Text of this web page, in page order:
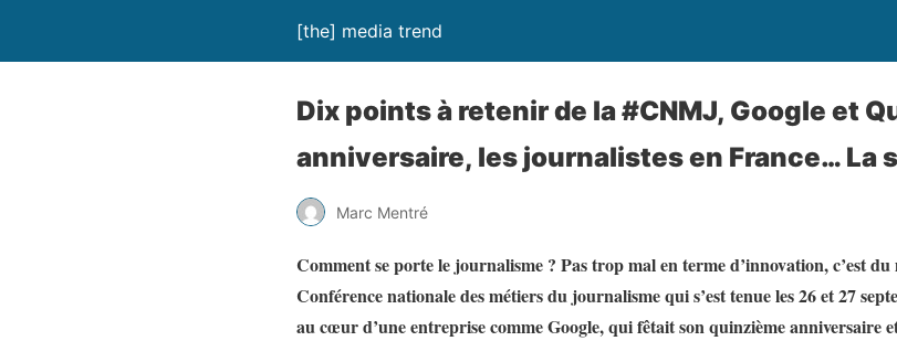
[the] media trend
Dix points à retenir de la #CNMJ, Google et
anniversaire, les journalistes en France… La
Marc Mentré
Comment se porte le journalisme ? Pas trop mal en terme d’innovation, c’est
Conférence nationale des métiers du journalisme qui s’est tenue les 26 et 27
au cœur d’une entreprise comme Google, qui fêtait son quinzième